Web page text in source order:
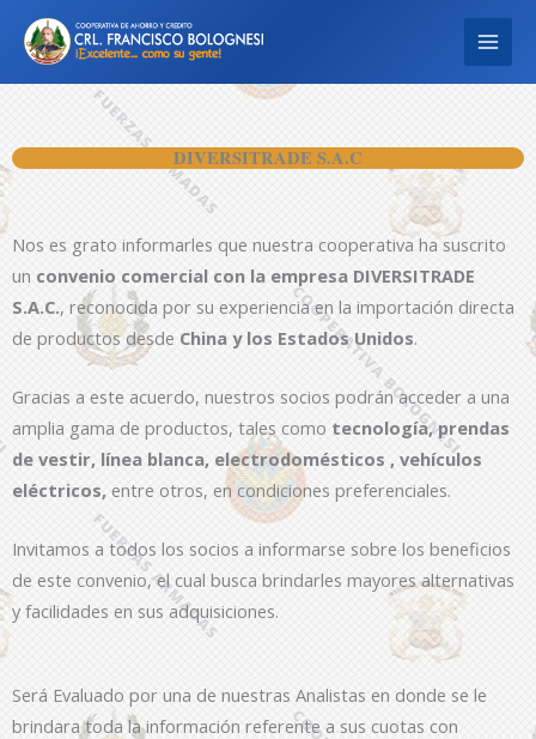
DIVERSITRADE S.A.C
Nos es grato informarles que nuestra cooperativa ha suscrito
un convenio comercial con la empresa DIVERSITRADE
S.A.C., reconocida por su experiencia en la importación directa
de productos desde China y los Estados Unidos.
Gracias a este acuerdo, nuestros socios podrán acceder a una
amplia gama de productos, tales como tecnología, prendas
de vestir, línea blanca, electrodomésticos , vehículos
eléctricos, entre otros, en condiciones preferenciales.
Invitamos a todos los socios a informarse sobre los beneficios
de este convenio, el cual busca brindarles mayores alternativas
y facilidades en sus adquisiciones.
Será Evaluado por una de nuestras Analistas en donde se le
brindara toda la información referente a sus cuotas con